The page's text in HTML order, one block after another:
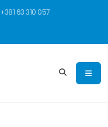
+381 63 310 057